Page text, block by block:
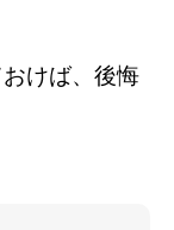
けば、後悔